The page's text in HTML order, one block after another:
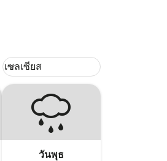
Weather unit option เซลเซียส
เซลเซียส
keyboard_arrow_down
วันพุธ